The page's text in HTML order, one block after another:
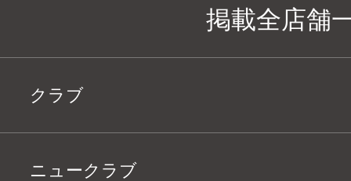
掲載全店舗
クラブ
ニュークラブ